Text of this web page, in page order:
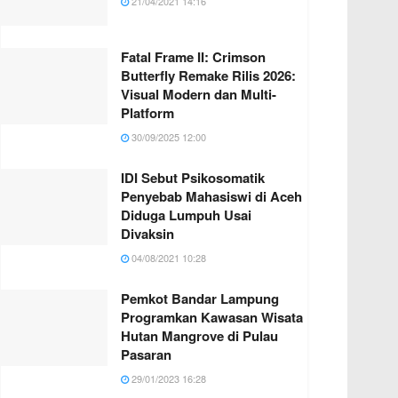
Fatal Frame II: Crimson
Butterfly Remake Rilis 2026:
Visual Modern dan Multi-
Platform
30/09/2025 12:00
IDI Sebut Psikosomatik
Penyebab Mahasiswi di Aceh
Diduga Lumpuh Usai
Divaksin
04/08/2021 10:28
Pemkot Bandar Lampung
Programkan Kawasan Wisata
Hutan Mangrove di Pulau
Pasaran
29/01/2023 16:28